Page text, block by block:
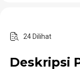
24 Dilihat
Deskripsi